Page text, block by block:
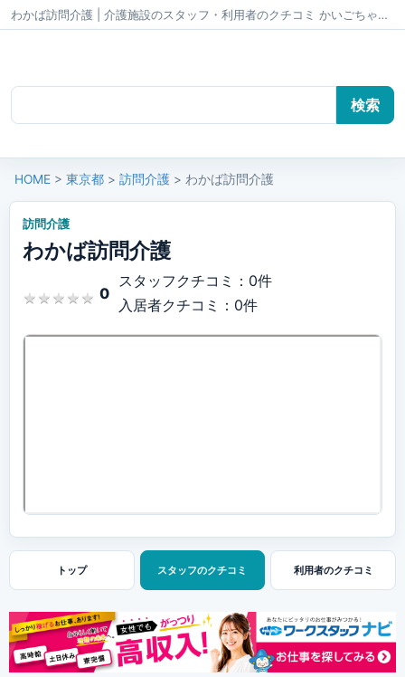
わかば訪問介護 | 介護施設のスタッフ・利用者のクチコミ かいごちゃんねる
HOME > 東京都 > 訪問介護 > わかば訪問介護
訪問介護
わかば訪問介護
★ ★ ★ ★ ★
★ ★ ★ ★ ★ 0
スタッフクチコミ：0件
入居者クチコミ：0件
トップ スタッフのクチコミ 利用者のクチコミ